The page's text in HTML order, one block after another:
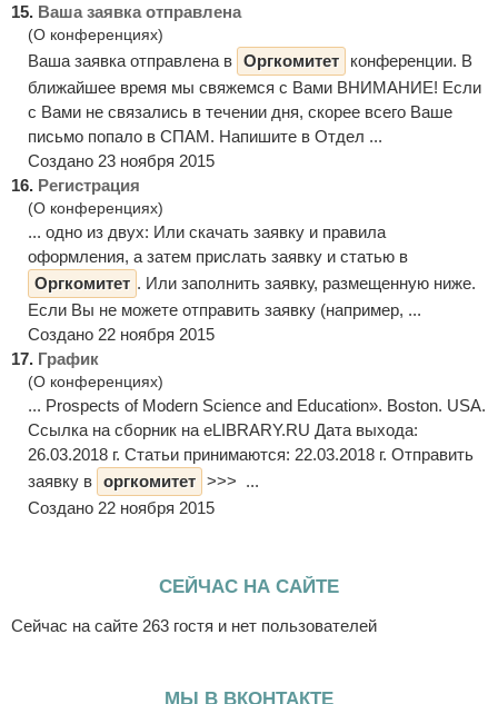
15. Ваша заявка отправлена
(О конференциях)
Ваша заявка отправлена в Оргкомитет
конференции. В
ближайшее время мы свяжемся с Вами ВНИМАНИЕ! Если
с Вами не связались в течении дня, скорее всего Ваше
письмо попало в СПАМ. Напишите в Отдел ...
Создано 23 ноября 2015
16. Регистрация
(О конференциях)
... одно из двух: Или скачать заявку и правила
оформления, а затем прислать заявку и статью в
Оргкомитет . Или заполнить заявку, размещенную ниже.
Если Вы не можете отправить заявку (например, ...
Создано 22 ноября 2015
17. График
(О конференциях)
... Prospects of Modern Science and Education». Boston. USA.
Ссылка на сборник на eLIBRARY.RU Дата выхода:
26.03.2018 г. Статьи принимаются: 22.03.2018 г. Отправить
заявку в оргкомитет >>> ...
Создано 22 ноября 2015
СЕЙЧАС НА САЙТЕ
Сейчас на сайте 263 гостя и нет пользователей
МЫ В ВКОНТАКТЕ